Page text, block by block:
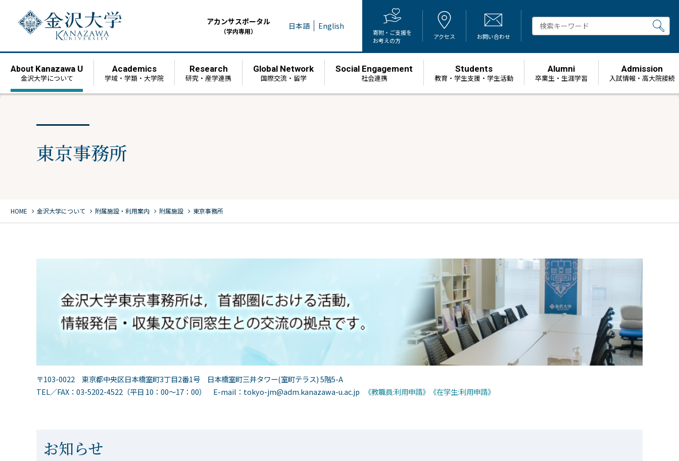
アカンサスポータル
（学内専用） 日本語 English
寄附・ご支援を
お考えの方
アクセス お問い合わせ
About Kanazawa U
金沢大学について
Academics
学域・学類・大学院
Research
研究・産学連携
Global Network
国際交流・留学
Social Engagement
社会連携
Students
教育・学生支援・学生活動
Alumni
卒業生・生涯学習
Admission
⼊試情報・高大院接続
東京事務所
HOME chevron_right 金沢大学について chevron_right 附属施設・利用案内 chevron_right 附属施設 chevron_right 東京事務所
〒103-0022 東京都中央区日本橋室町3丁目2番1号 日本橋室町三井タワー(室町テラス) 5階5-A
TEL／FAX：03-5202-4522（平日 10：00～17：00） E-mail：tokyo-jm@adm.kanazawa-u.ac.jp
《教職員:利用申請》 《在学生:利用申請》
お知らせ